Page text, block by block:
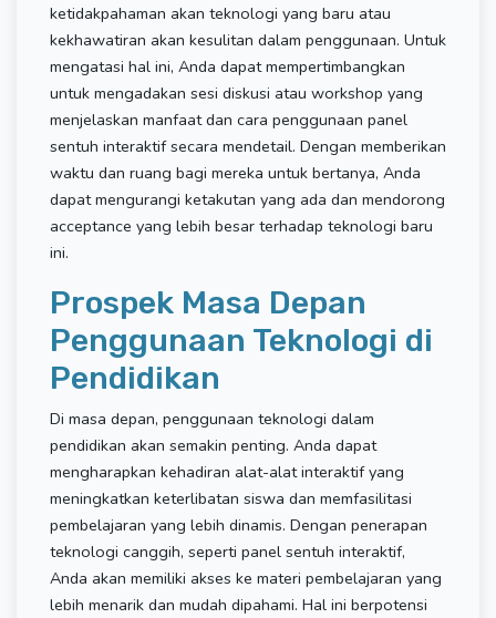
ketidakpahaman akan teknologi yang baru atau
kekhawatiran akan kesulitan dalam penggunaan. Untuk
mengatasi hal ini, Anda dapat mempertimbangkan
untuk mengadakan sesi diskusi atau workshop yang
menjelaskan manfaat dan cara penggunaan panel
sentuh interaktif secara mendetail. Dengan memberikan
waktu dan ruang bagi mereka untuk bertanya, Anda
dapat mengurangi ketakutan yang ada dan mendorong
acceptance yang lebih besar terhadap teknologi baru
ini.
Prospek Masa Depan
Penggunaan Teknologi di
Pendidikan
Di masa depan, penggunaan teknologi dalam
pendidikan akan semakin penting. Anda dapat
mengharapkan kehadiran alat-alat interaktif yang
meningkatkan keterlibatan siswa dan memfasilitasi
pembelajaran yang lebih dinamis. Dengan penerapan
teknologi canggih, seperti panel sentuh interaktif,
Anda akan memiliki akses ke materi pembelajaran yang
lebih menarik dan mudah dipahami. Hal ini berpotensi